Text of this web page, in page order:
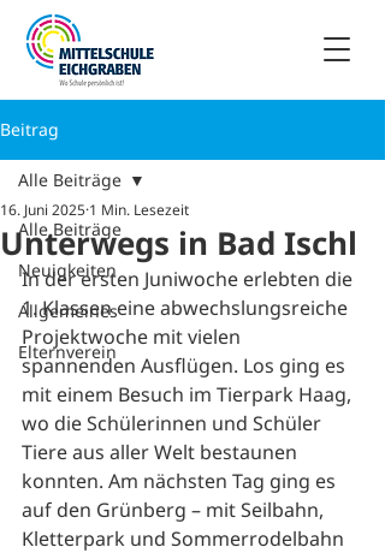
Beitrag
Alle Beiträge
Neuigkeiten
Allgemeines
Elternverein
Alle Beiträge
Unterwegs in Bad Ischl
16. Juni 2025 1 Min. Lesezeit
In der ersten Juniwoche erlebten die
1. Klassen eine abwechslungsreiche
Projektwoche mit vielen
spannenden Ausflügen. Los ging es
mit einem Besuch im Tierpark Haag,
wo die Schülerinnen und Schüler
Tiere aus aller Welt bestaunen
konnten. Am nächsten Tag ging es
auf den Grünberg – mit Seilbahn,
Kletterpark und Sommerrodelbahn